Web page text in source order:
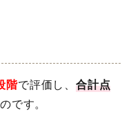
階で評価し、合計点
です。